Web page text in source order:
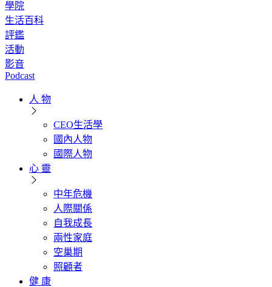
學院
生活百科
評鑑
活動
影音
Podcast
人 物
CEO生活學
國內人物
國際人物
心 靈
中年危機
人際關係
自我成長
兩性家庭
空巢期
照顧者
健 康